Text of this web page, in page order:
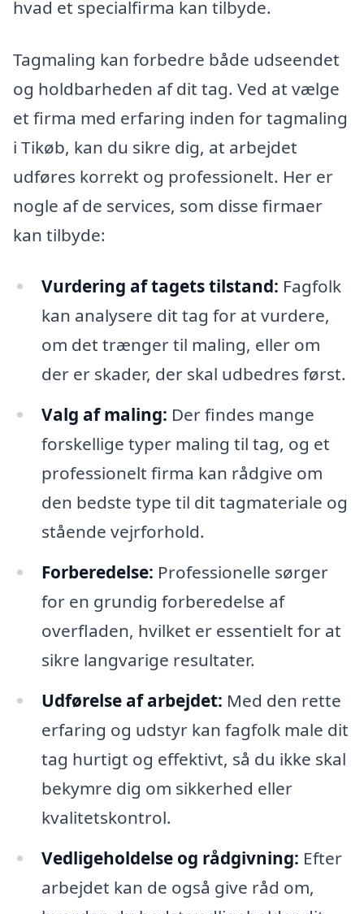
hvad et specialfirma kan tilbyde.
Tagmaling kan forbedre både udseendet
og holdbarheden af dit tag. Ved at vælge
et firma med erfaring inden for tagmaling
i Tikøb, kan du sikre dig, at arbejdet
udføres korrekt og professionelt. Her er
nogle af de services, som disse firmaer
kan tilbyde:
Vurdering af tagets tilstand: Fagfolk
kan analysere dit tag for at vurdere,
om det trænger til maling, eller om
der er skader, der skal udbedres først.
Valg af maling: Der findes mange
forskellige typer maling til tag, og et
professionelt firma kan rådgive om
den bedste type til dit tagmateriale og
stående vejrforhold.
Forberedelse: Professionelle sørger
for en grundig forberedelse af
overfladen, hvilket er essentielt for at
sikre langvarige resultater.
Udførelse af arbejdet: Med den rette
erfaring og udstyr kan fagfolk male dit
tag hurtigt og effektivt, så du ikke skal
bekymre dig om sikkerhed eller
kvalitetskontrol.
Vedligeholdelse og rådgivning: Efter
arbejdet kan de også give råd om,